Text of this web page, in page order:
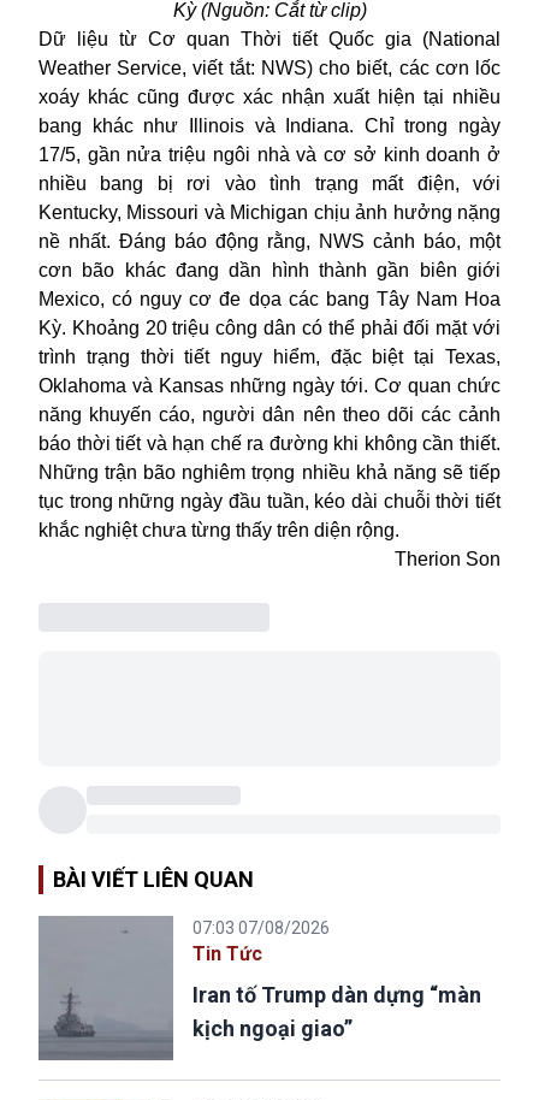
Kỳ (Nguồn: Cắt từ clip)
Dữ liệu từ Cơ quan Thời tiết Quốc gia (National
Weather Service, viết tắt: NWS) cho biết, các cơn lốc
xoáy khác cũng được xác nhận xuất hiện tại nhiều
bang khác như Illinois và Indiana. Chỉ trong ngày
17/5, gần nửa triệu ngôi nhà và cơ sở kinh doanh ở
nhiều bang bị rơi vào tình trạng mất điện, với
Kentucky, Missouri và Michigan chịu ảnh hưởng nặng
nề nhất. Đáng báo động rằng, NWS cảnh báo, một
cơn bão khác đang dần hình thành gần biên giới
Mexico, có nguy cơ đe dọa các bang Tây Nam Hoa
Kỳ. Khoảng 20 triệu công dân có thể phải đối mặt với
trình trạng thời tiết nguy hiểm, đặc biệt tại Texas,
Oklahoma và Kansas những ngày tới. Cơ quan chức
năng khuyến cáo, người dân nên theo dõi các cảnh
báo thời tiết và hạn chế ra đường khi không cần thiết.
Những trận bão nghiêm trọng nhiều khả năng sẽ tiếp
tục trong những ngày đầu tuần, kéo dài chuỗi thời tiết
khắc nghiệt chưa từng thấy trên diện rộng.
Therion Son
BÀI VIẾT LIÊN QUAN
07:03 07/08/2026
Tin Tức
Iran tố Trump dàn dựng “màn
kịch ngoại giao”